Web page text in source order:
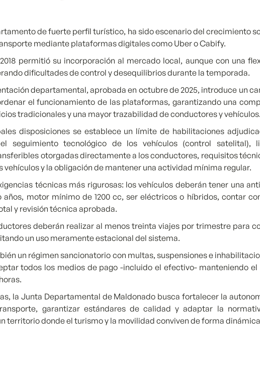
de fuerte perfil turístico, ha sido escenario del crecimiento
mediante plataformas digitales como Uber o Cabify.
permitió su incorporación al mercado local, aunque con una
dificultades de control y desequilibrios durante la temporada.
departamental, aprobada en octubre de 2025, introduce un
el funcionamiento de las plataformas, garantizando una
tradicionales y una mayor trazabilidad de conductores y vehículos.
disposiciones se establece un límite de habilitaciones
seguimiento tecnológico de los vehículos (control satelital),
otorgadas directamente a los conductores, requisitos
vehículos y la obligación de mantener una actividad mínima regular.
técnicas más rigurosas: los vehículos deberán tener una
años, motor mínimo de 1200 cc, ser eléctricos o híbridos, contar
y revisión técnica aprobada.
deberán realizar al menos treinta viajes por trimestre para
un uso meramente estacional del sistema.
un régimen sancionatorio con multas, suspensiones e
todos los medios de pago -incluido el efectivo- manteniendo el
la Junta Departamental de Maldonado busca fortalecer la
garantizar estándares de calidad y adaptar la
territorio donde el turismo y la movilidad conviven de forma